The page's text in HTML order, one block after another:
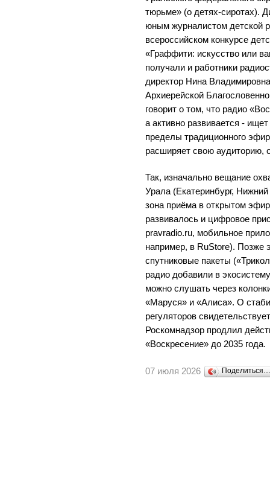
тюрьме» (о детях-сиротах).
юным журналистом детской
всероссийском конкурсе
«Граффити: искусство или
получали и работники
директор Нина
Архиерейской
говорит о том, что радио
а активно развивается -
пределы традиционного
расширяет свою аудиторию,
Так, изначально вещание
Урала (Екатеринбург,
зона приёма в открытом
развивалось и цифровое
pravradio.ru, мобильное
например, в RuStore). Позже
спутниковые пакеты
радио добавили в
можно слушать через
«Маруся» и «Алиса». О
регуляторов
Роскомнадзор продлил
«Воскресение» до 2035 года.
07 июля 2026